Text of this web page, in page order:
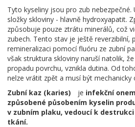
Tyto kyseliny jsou pro zub nebezpečné.
složky skloviny - hlavně hydroxyapatit.
způsobuje pouze ztrátu minerálů, což
zubech. Tento stav je ještě reverzibilní,
remineralizaci pomocí fluóru ze zubní
však struktura skloviny naruší natolik,
propadu povrchu, vznikla dutina. Od
nelze vrátit zpět a musí být mechanicky
Zubní kaz (karies)
je infekční
způsobené působením kyselin
v zubním plaku, vedoucí k
tkání.